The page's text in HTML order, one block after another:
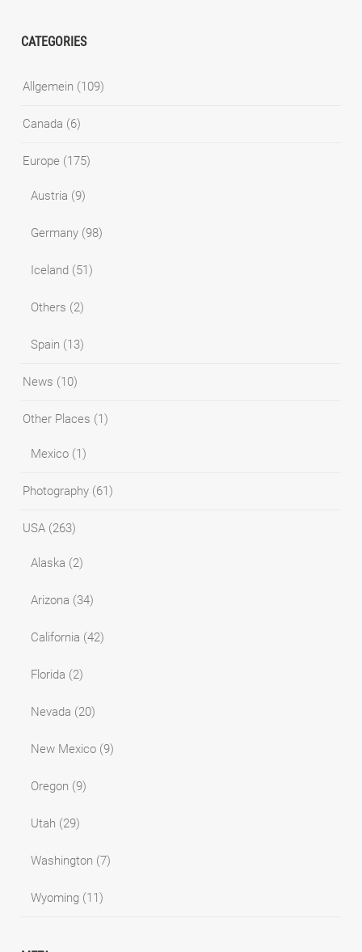
CATEGORIES
Allgemein (109)
Canada (6)
Europe (175)
Austria (9)
Germany (98)
Iceland (51)
Others (2)
Spain (13)
News (10)
Other Places (1)
Mexico (1)
Photography (61)
USA (263)
Alaska (2)
Arizona (34)
California (42)
Florida (2)
Nevada (20)
New Mexico (9)
Oregon (9)
Utah (29)
Washington (7)
Wyoming (11)